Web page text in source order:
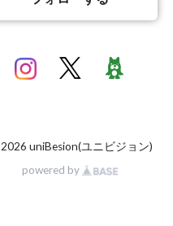
2026 uniBesion(ユニビジョン)
powered by